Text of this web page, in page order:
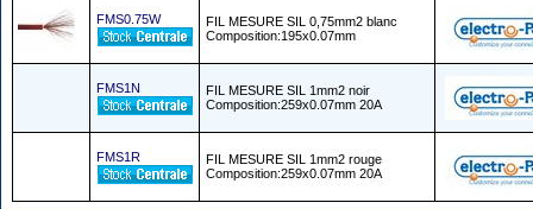
FMS0.75W
FIL MESURE SIL 0,75mm2 blanc
Composition:195x0.07mm
FMS1N
FIL MESURE SIL 1mm2 noir
Composition:259x0.07mm 20A
FMS1R
FIL MESURE SIL 1mm2 rouge
Composition:259x0.07mm 20A